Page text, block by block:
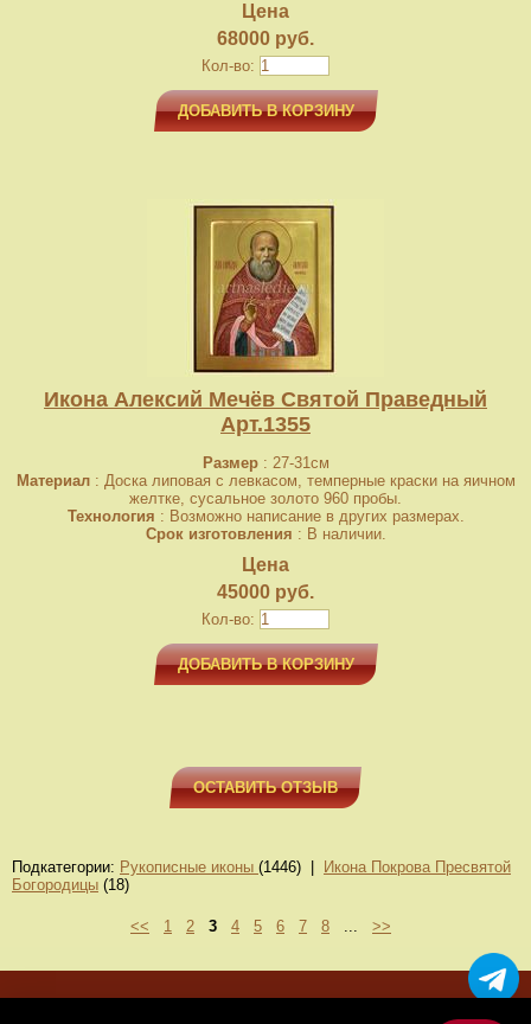
Цена
68000 руб.
Кол-во:
ДОБАВИТЬ В КОРЗИНУ
Икона Алексий Мечёв Святой Праведный
Арт.1355
Размер: 27-31см
Материал: Доска липовая с левкасом, темперные краски на яичном
желтке, сусальное золото 960 пробы.
Технология : Возможно написание в других размерах.
Срок изготовления : В наличии.
Цена
45000 руб.
Кол-во:
ДОБАВИТЬ В КОРЗИНУ
ОСТАВИТЬ ОТЗЫВ
Подкатегории: Рукописные иконы (1446) |
Икона Покрова Пресвятой
Богородицы (18)
<< 1 2 3 4 5 6 7 8 ... >>